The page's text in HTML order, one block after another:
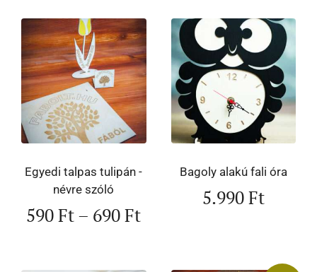
Egyedi talpas tulipán -
névre szóló
590Ft– 690Ft
Bagoly alakú fali óra
5.990Ft